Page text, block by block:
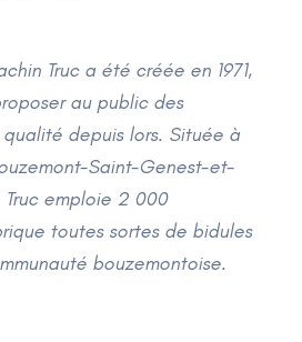
Truc a été créée en 1971,
au public des
depuis lors. Située à
Saint-Genest-et-
Truc emploie 2 000
toutes sortes de bidules
bouzemontoise.